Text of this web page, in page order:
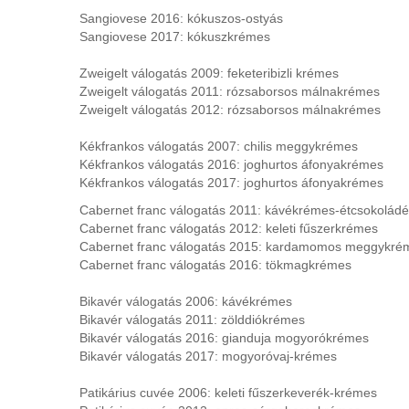
Sangiovese 2016: kókuszos-ostyás
Sangiovese 2017: kókuszkrémes
Zweigelt válogatás 2009: feketeribizli krémes
Zweigelt válogatás 2011: rózsaborsos málnakrémes
Zweigelt válogatás 2012: rózsaborsos málnakrémes
Kékfrankos válogatás 2007: chilis meggykrémes
Kékfrankos válogatás 2016: joghurtos áfonyakrémes
Kékfrankos válogatás 2017: joghurtos áfonyakrémes
Cabernet franc válogatás 2011: kávékrémes-
Cabernet franc válogatás 2012: keleti fűszerkrémes
Cabernet franc válogatás 2015: kardamomos
Cabernet franc válogatás 2016: tökmagkrémes
Bikavér válogatás 2006: kávékrémes
Bikavér válogatás 2011: zölddiókrémes
Bikavér válogatás 2016: gianduja mogyorókrémes
Bikavér válogatás 2017: mogyoróvaj-krémes
Patikárius cuvée 2006: keleti fűszerkeverék-krémes